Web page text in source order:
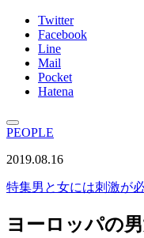
Twitter
Facebook
Line
Mail
Pocket
Hatena
PEOPLE
2019.08.16
特集男と女には刺激が
ヨーロッパの